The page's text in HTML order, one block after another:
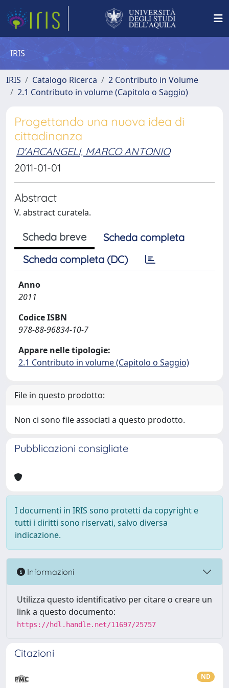
IRIS
IRIS Catalogo Ricerca
2 Contributo in Volume
2.1 Contributo in volume (Capitolo o Saggio)
Progettando una nuova idea di
cittadinanza
D'ARCANGELI, MARCO ANTONIO
2011-01-01
Abstract
V. abstract curatela.
Scheda breve
Scheda completa
Scheda completa (DC)
Anno
2011
Codice ISBN
978-88-96834-10-7
Appare nelle tipologie:
2.1 Contributo in volume (Capitolo o Saggio)
File in questo prodotto:
Non ci sono file associati a questo prodotto.
Pubblicazioni consigliate
I documenti in IRIS sono protetti da copyright e
tutti i diritti sono riservati, salvo diversa
indicazione.
Informazioni
Utilizza questo identificativo per citare o creare un
link a questo documento:
https://hdl.handle.net/11697/25757
Citazioni
ND